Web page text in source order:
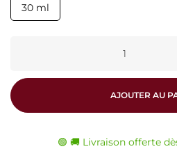
30 ml
AJOUTER AU
🟢 🚚 Livraison offerte